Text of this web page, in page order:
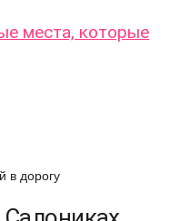
места, которые
в дорогу